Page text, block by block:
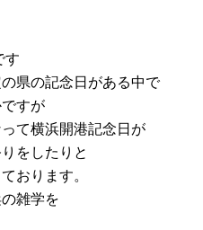
す
県の記念日がある中で
すが
て横浜開港記念日が
をしたりと
おります。
雑学を